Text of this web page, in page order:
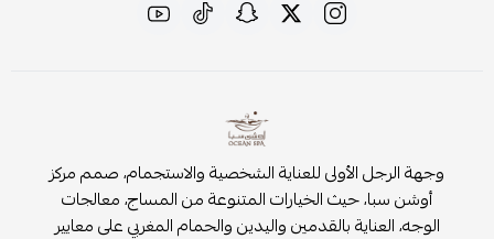
وجهة الرجل الأولى للعناية الشخصية والاستجمام، صمم مركز
أوشن سبا، حيث الخيارات المتنوعة من المساج، معالجات
الوجه، العناية بالقدمين واليدين والحمام المغربي على معايير